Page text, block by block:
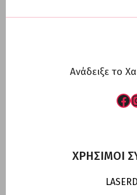
Ανάδειξε το
ΧΡΗΣΙΜΟΙ